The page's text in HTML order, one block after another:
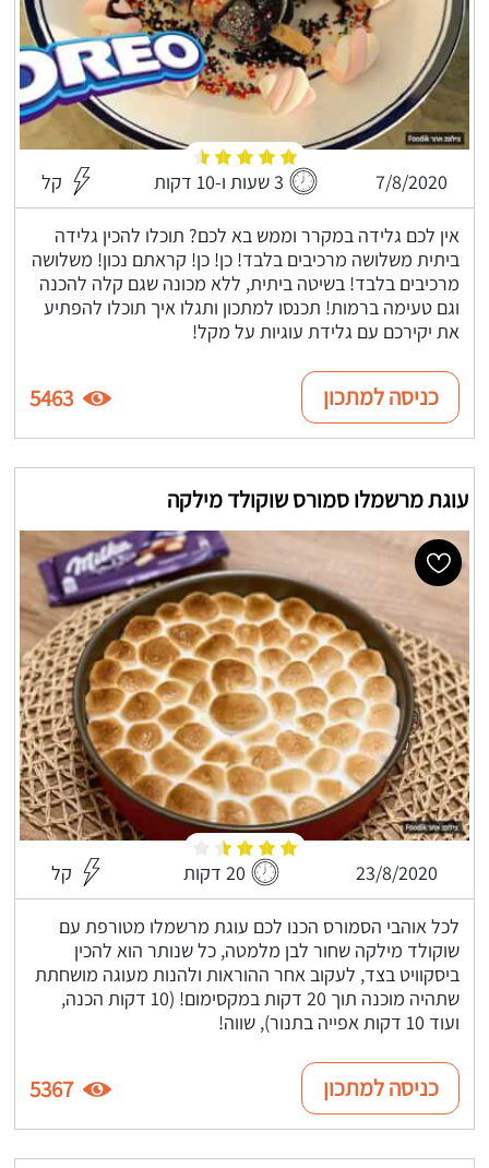
7/8/2020 3 שעות ו-10 דקות קל
אין לכם גלידה במקרר וממש בא לכם? תוכלו להכין גלידה
ביתית משלושה מרכיבים בלבד! כן! כן! קראתם נכון! משלושה
מרכיבים בלבד! בשיטה ביתית, ללא מכונה שגם קלה להכנה
וגם טעימה ברמות! תכנסו למתכון ותגלו איך תוכלו להפתיע
את יקירכם עם גלידת עוגיות על מקל!
כניסה למתכון 5463
עוגת מרשמלו סמורס שוקולד מילקה
23/8/2020 20 דקות קל
לכל אוהבי הסמורס הכנו לכם עוגת מרשמלו מטורפת עם
שוקולד מילקה שחור לבן מלמטה, כל שנותר הוא להכין
ביסקוויט בצד, לעקוב אחר ההוראות ולהנות מעוגה מושחתת
שתהיה מוכנה תוך 20 דקות במקסימום! (10 דקות הכנה,
ועוד 10 דקות אפייה בתנור), שווה!
כניסה למתכון 5367